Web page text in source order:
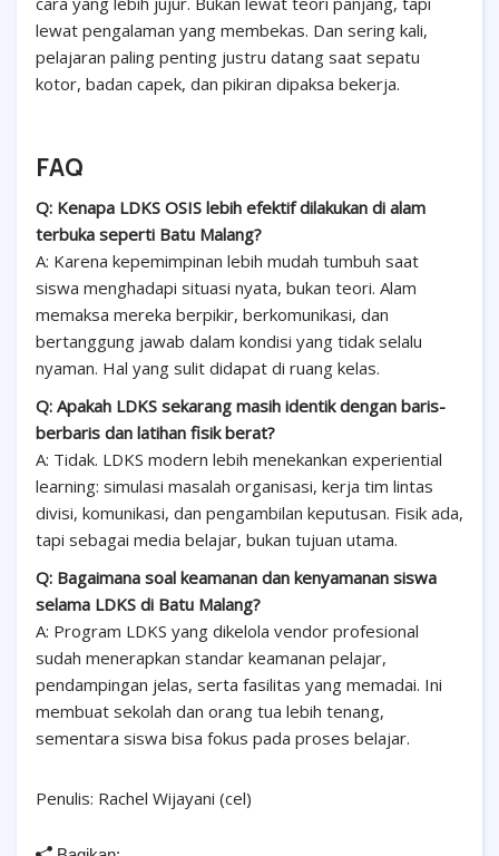
lewat pengalaman yang membekas. Dan sering kali,
pelajaran paling penting justru datang saat sepatu
kotor, badan capek, dan pikiran dipaksa bekerja.
FAQ
Q: Kenapa LDKS OSIS lebih efektif dilakukan di alam
terbuka seperti Batu Malang?
A: Karena kepemimpinan lebih mudah tumbuh saat
siswa menghadapi situasi nyata, bukan teori. Alam
memaksa mereka berpikir, berkomunikasi, dan
bertanggung jawab dalam kondisi yang tidak selalu
nyaman. Hal yang sulit didapat di ruang kelas.
Q: Apakah LDKS sekarang masih identik dengan baris-
berbaris dan latihan fisik berat?
A: Tidak. LDKS modern lebih menekankan experiential
learning: simulasi masalah organisasi, kerja tim lintas
divisi, komunikasi, dan pengambilan keputusan. Fisik ada,
tapi sebagai media belajar, bukan tujuan utama.
Q: Bagaimana soal keamanan dan kenyamanan siswa
selama LDKS di Batu Malang?
A: Program LDKS yang dikelola vendor profesional
sudah menerapkan standar keamanan pelajar,
pendampingan jelas, serta fasilitas yang memadai. Ini
membuat sekolah dan orang tua lebih tenang,
sementara siswa bisa fokus pada proses belajar.
Penulis: Rachel Wijayani (cel)